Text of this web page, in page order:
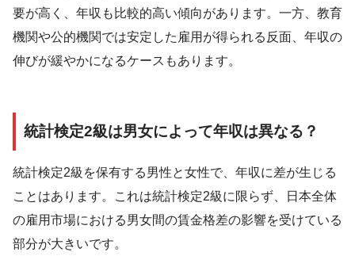
要が高く、年収も比較的高い傾向があります。一方、教育
機関や公的機関では安定した雇用が得られる反面、年収の
伸びが緩やかになるケースもあります。
統計検定2級は男女によって年収は異なる？
統計検定2級を保有する男性と女性で、年収に差が生じる
ことはあります。これは統計検定2級に限らず、日本全体
の雇用市場における男女間の賃金格差の影響を受けている
部分が大きいです。